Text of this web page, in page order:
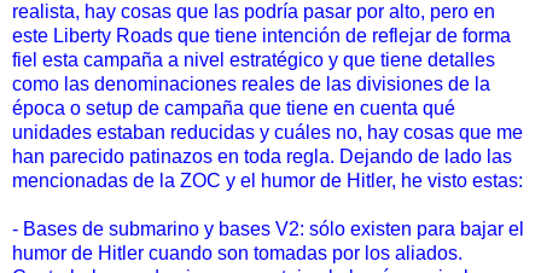
realista, hay cosas que las podría pasar por alto, pero en
este Liberty Roads que tiene intención de reflejar de forma
fiel esta campaña a nivel estratégico y que tiene detalles
como las denominaciones reales de las divisiones de la
época o setup de campaña que tiene en cuenta qué
unidades estaban reducidas y cuáles no, hay cosas que me
han parecido patinazos en toda regla. Dejando de lado las
mencionadas de la ZOC y el humor de Hitler, he visto estas:
- Bases de submarino y bases V2: sólo existen para bajar el
humor de Hitler cuando son tomadas por los aliados.